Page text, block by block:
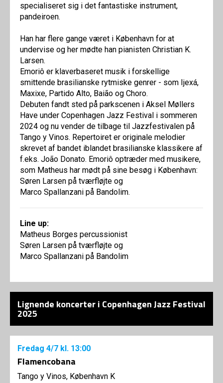
specialiseret sig i det fantastiske instrument,
pandeiroen.
Han har flere gange været i København for at
undervise og her mødte han pianisten Christian K.
Larsen.
Emoriô er klaverbaseret musik i forskellige
smittende brasilianske rytmiske genrer - som Ijexá,
Maxixe, Partido Alto, Baião og Choro.
Debuten fandt sted på parkscenen i Aksel Møllers
Have under Copenhagen Jazz Festival i sommeren
2024 og nu vender de tilbage til Jazzfestivalen på
Tango y Vinos. Repertoiret er originale melodier
skrevet af bandet iblandet brasilianske klassikere af
f.eks. João Donato. Emoriô optræder med musikere,
som Matheus har mødt på sine besøg i København:
Søren Larsen på tværfløjte og
Marco Spallanzani på Bandolim.
Line up:
Matheus Borges percussionist
Søren Larsen på tværfløjte og
Marco Spallanzani på Bandolim
Lignende koncerter i Copenhagen Jazz Festival
2025
Fredag 4/7 kl. 13:00
Flamencobana
Tango y Vinos, København K